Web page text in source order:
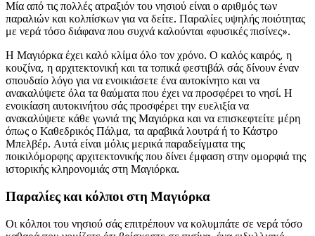
Μία από τις πολλές ατραξιόν του νησιού είναι ο αριθμός των
παραλιών και κολπίσκων για να δείτε. Παραλίες υψηλής ποιότητας
με νερά τόσο διάφανα που συχνά καλούνται «φυσικές πισίνες».
Η Μαγιόρκα έχει καλό κλίμα όλο τον χρόνο. Ο καλός καιρός, η
κουζίνα, η αρχιτεκτονική και τα τοπικά φεστιβάλ σάς δίνουν έναν
σπουδαίο λόγο για να ενοικιάσετε ένα αυτοκίνητο και να
ανακαλύψετε όλα τα θαύματα που έχει να προσφέρει το νησί. Η
ενοικίαση αυτοκινήτου σάς προσφέρει την ευελιξία να
ανακαλύψετε κάθε γωνιά της Μαγιόρκα και να επισκεφτείτε μέρη
όπως ο Καθεδρικός Πάλμα, τα αραβικά λουτρά ή το Κάστρο
Μπελβέρ. Αυτά είναι μόλις μερικά παραδείγματα της
ποικιλόμορφης αρχιτεκτονικής που δίνει έμφαση στην ομορφιά της
ιστορικής κληρονομιάς στη Μαγιόρκα.
Παραλίες και κόλποι στη Μαγιόρκα
Οι κόλποι του νησιού σάς επιτρέπουν να κολυμπάτε σε νερά τόσο